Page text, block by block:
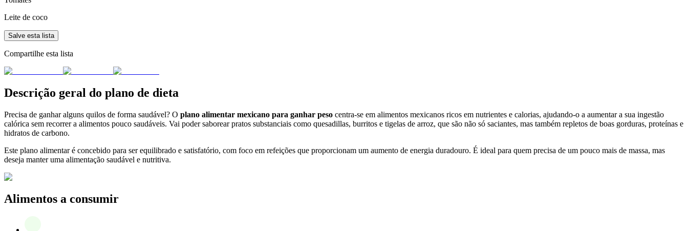
Leite de coco
Salve esta lista
Compartilhe esta lista
Descrição geral do plano de dieta
Precisa de ganhar alguns quilos de forma saudável? O plano alimentar mexicano para ganhar peso centra-se em alimentos mexicanos ricos em nutrientes e calorias, ajudando-o a aumentar a sua ingestão
calórica sem recorrer a alimentos pouco saudáveis. Vai poder saborear pratos substanciais como quesadillas, burritos e tigelas de arroz, que são não só saciantes, mas também repletos de boas gorduras, proteínas e
hidratos de carbono.
Este plano alimentar é concebido para ser equilibrado e satisfatório, com foco em refeições que proporcionam um aumento de energia duradouro. É ideal para quem precisa de um pouco mais de massa, mas
deseja manter uma alimentação saudável e nutritiva.
Alimentos a consumir